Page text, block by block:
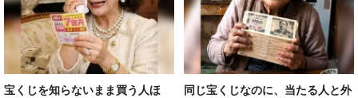
宝くじを知らないまま買う人ほ
同じ宝くじなのに、当たる人と外